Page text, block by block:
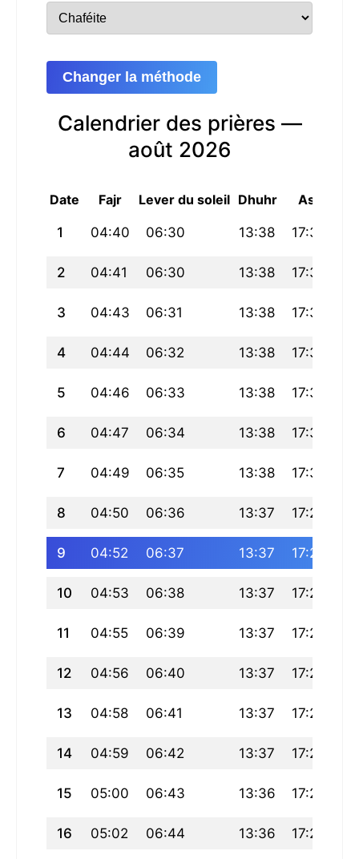
Changer la méthode
Calendrier des prières —
août 2026
Date Fajr Lever du soleil Dhuhr Asr
1 04:40 06:30 13:38 17:32
2 04:41 06:30 13:38 17:32
3 04:43 06:31 13:38 17:32
4 04:44 06:32 13:38 17:31
5 04:46 06:33 13:38 17:31
6 04:47 06:34 13:38 17:30
7 04:49 06:35 13:38 17:30
8 04:50 06:36 13:37 17:29
9 04:52 06:37 13:37 17:29
10 04:53 06:38 13:37 17:28
11 04:55 06:39 13:37 17:28
12 04:56 06:40 13:37 17:27
13 04:58 06:41 13:37 17:27
14 04:59 06:42 13:37 17:26
15 05:00 06:43 13:36 17:26
16 05:02 06:44 13:36 17:25